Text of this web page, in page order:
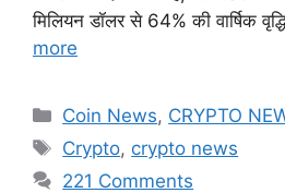
मिलियन डॉलर से 64% की वार्षिक
more
Categories
Coin News, CRYPTO
Tags
Crypto, crypto news
221 Comments